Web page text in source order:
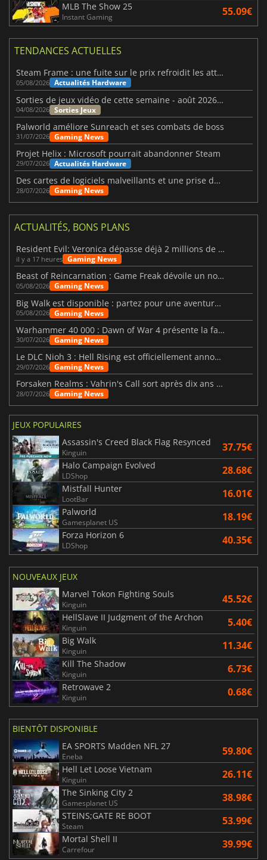
MLB The Show 25
Instant Gaming 55.09€
TENDANCES ACTUELLES
Steam Frame : une fuite sur le prix refroidit les attentes VR
05/08/2026 Actualités Hardware
Sorties de jeux vidéo de cette semaine - août 2026 (semaine 32)
04/08/2026 Sorties Jeux
Palworld améliore Sunreach et ses combats de boss
31/07/2026 Gaming News
Projet Helix : Microsoft pourrait abandonner Steam
29/07/2026 Actualités Hardware
Des cartes de logiciels malveillants et une prise de contrôle de Discord ont touché Meccha Chameleon
28/07/2026 Gaming News
ACTUALITÉS, BONS PLANS
Resident Evil: Veronica dépasse déjà 2 millions de wishlists
il y a 17 heures Gaming News
Beast of Reincarnation : Game Freak dévoile un nouveau pari
05/08/2026 Gaming News
Big Walk est disponible : partez pour une aventure entre amis
05/08/2026 Gaming News
Warhammer 40 000 : Dawn of War 4 présente la faction des Nécrons
30/07/2026 Gaming News
Le DLC Nioh 3 : Hell Rising est officiellement annoncé
29/07/2026 Gaming News
Forsaken Realms : Vahrin's Call sort après dix ans de développement
28/07/2026 Gaming News
JEUX POPULAIRES
Assassin's Creed Black Flag Resynced
Kinguin 37.75€
Halo Campaign Evolved
LDShop 28.68€
Mistfall Hunter
LootBar 16.01€
Palworld
Gamesplanet US 18.19€
Forza Horizon 6
LDShop 40.35€
NOUVEAUX JEUX
Marvel Tokon Fighting Souls
Kinguin 45.52€
HellSlave II Judgment of the Archon
Kinguin 5.40€
Big Walk
Kinguin 11.34€
Kill The Shadow
Kinguin 6.73€
Retrowave 2
Kinguin 0.68€
BIENTÔT DISPONIBLE
EA SPORTS Madden NFL 27
Eneba 59.80€
Hell Let Loose Vietnam
Kinguin 26.11€
The Sinking City 2
Gamesplanet US 38.98€
STEINS;GATE RE BOOT
Steam 53.99€
Mortal Shell II
Carrefour 39.99€